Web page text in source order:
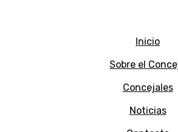
Inicio
Sobre el
Concejales
Noticias